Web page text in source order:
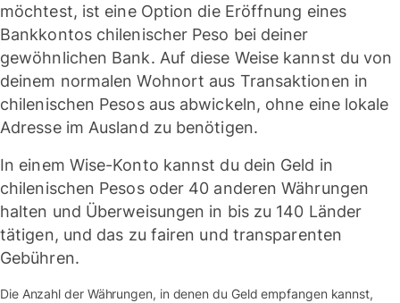
möchtest, ist eine Option die Eröffnung eines
Bankkontos chilenischer Peso bei deiner
gewöhnlichen Bank. Auf diese Weise kannst du von
deinem normalen Wohnort aus Transaktionen in
chilenischen Pesos aus abwickeln, ohne eine lokale
Adresse im Ausland zu benötigen.
In einem Wise-Konto kannst du dein Geld in
chilenischen Pesos oder 40 anderen Währungen
halten und Überweisungen in bis zu 140 Länder
tätigen, und das zu fairen und transparenten
Gebühren.
Die Anzahl der Währungen, in denen du Geld empfangen kannst,